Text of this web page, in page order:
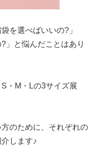
を選べばいいの?」
」と悩んだことはあり
・M・Lの3サイズ展
のために、それぞれの
します♪